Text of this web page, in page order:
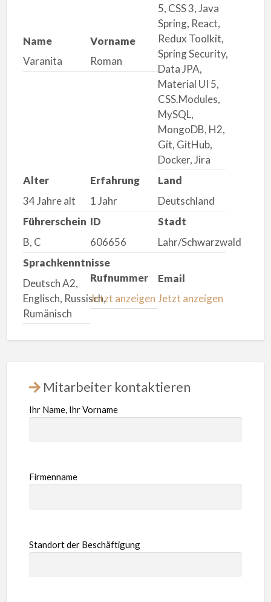
Name
Varanita
Vorname
Roman
5, CSS 3, Java
Spring, React,
Redux Toolkit,
Spring Security,
Data JPA,
Material UI 5,
CSS.Modules,
MySQL,
MongoDB, H2,
Git, GitHub,
Docker, Jira
Alter
34 Jahre alt
Erfahrung
1 Jahr
Land
Deutschland
Führerschein
B, C
ID
606656
Stadt
Lahr/Schwarzwald
Sprachkenntnisse
Deutsch A2,
Englisch, Russisch,
Rumänisch
Rufnummer
Jetzt anzeigen
Email
Jetzt anzeigen
Mitarbeiter kontaktieren
Ihr Name, Ihr Vorname
Firmenname
Standort der Beschäftigung